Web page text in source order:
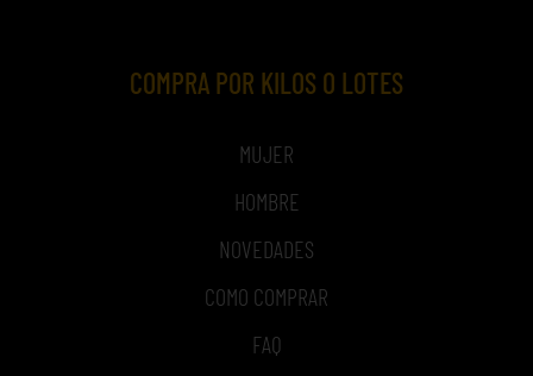
COMPRA POR KILOS O LOTES
MUJER
HOMBRE
NOVEDADES
COMO COMPRAR
FAQ